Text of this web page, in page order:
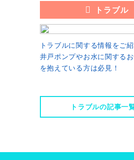
トラブル
トラブルに関する情報をご紹
井戸ポンプやお水に関する
を抱えている方は必見！
トラブルの記事一